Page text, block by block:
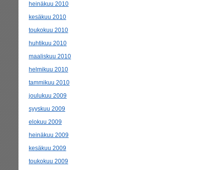
heinäkuu 2010
kesäkuu 2010
toukokuu 2010
huhtikuu 2010
maaliskuu 2010
helmikuu 2010
tammikuu 2010
joulukuu 2009
syyskuu 2009
elokuu 2009
heinäkuu 2009
kesäkuu 2009
toukokuu 2009